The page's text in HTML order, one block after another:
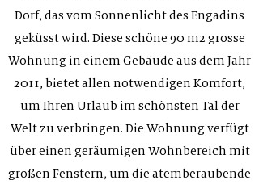
Dorf, das vom Sonnenlicht des Engadins
geküsst wird. Diese schöne 90 m2 grosse
Wohnung in einem Gebäude aus dem Jahr
2011, bietet allen notwendigen Komfort,
um Ihren Urlaub im schönsten Tal der
Welt zu verbringen. Die Wohnung verfügt
über einen geräumigen Wohnbereich mit
großen Fenstern, um die atemberaubende